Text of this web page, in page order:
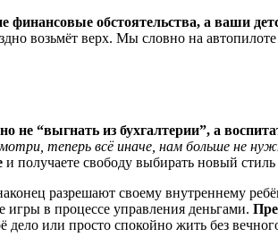
финансовые обстоятельства, а ваши
возьмёт верх. Мы словно на
не “выгнать из бухгалтерии”, а
теперь всё иначе, нам больше не
и получаете свободу выбирать новый
разрешают своему внутреннему
игры в процессе управления деньгами.
или просто спокойно жить без